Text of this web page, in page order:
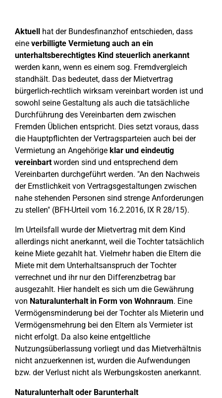
Aktuell hat der Bundesfinanzhof entschieden, dass
eine verbilligte Vermietung auch an ein
unterhaltsberechtigtes Kind steuerlich anerkannt
werden kann, wenn es einem sog. Fremdvergleich
standhält. Das bedeutet, dass der Mietvertrag
bürgerlich-rechtlich wirksam vereinbart worden ist und
sowohl seine Gestaltung als auch die tatsächliche
Durchführung des Vereinbarten dem zwischen
Fremden Üblichen entspricht. Dies setzt voraus, dass
die Hauptpflichten der Vertragsparteien auch bei der
Vermietung an Angehörige klar und eindeutig
vereinbartworden sind und entsprechend dem
Vereinbarten durchgeführt werden. "An den Nachweis
der Ernstlichkeit von Vertragsgestaltungen zwischen
nahe stehenden Personen sind strenge Anforderungen
zu stellen" (BFH-Urteil vom 16.2.2016, IX R 28/15).
Im Urteilsfall wurde der Mietvertrag mit dem Kind
allerdings nicht anerkannt, weil die Tochter tatsächlich
keine Miete gezahlt hat. Vielmehr haben die Eltern die
Miete mit dem Unterhaltsanspruch der Tochter
verrechnet und ihr nur den Differenzbetrag bar
ausgezahlt. Hier handelt es sich um die Gewährung
von Naturalunterhalt in Form von Wohnraum. Eine
Vermögensminderung bei der Tochter als Mieterin und
Vermögensmehrung bei den Eltern als Vermieter ist
nicht erfolgt. Da also keine entgeltliche
Nutzungsüberlassung vorliegt und das Mietverhältnis
nicht anzuerkennen ist, wurden die Aufwendungen
bzw. der Verlust nicht als Werbungskosten anerkannt.
Naturalunterhalt oder Barunterhalt